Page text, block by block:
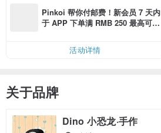
Pinkoi 帮你付邮费！新会员 7 天内
于 APP 下单满 RMB 250 最高可折
活动详情
关于品牌
Dino 小恐龙·手作